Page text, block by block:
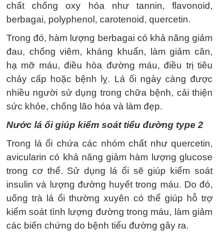
chất chống oxy hóa như tannin, flavonoid,
berbagai, polyphenol, carotenoid, quercetin.
Trong đó, hàm lượng berbagai có khả năng giảm
đau, chống viêm, kháng khuẩn, làm giảm cân,
hạ mỡ máu, điều hòa đường máu, điều trị tiêu
chảy cấp hoặc bệnh lỵ. Lá ổi ngày càng được
nhiều người sử dụng trong chữa bệnh, cải thiện
sức khỏe, chống lão hóa và làm đẹp.
Nước lá ổi giúp kiểm soát tiểu đường type 2
Trong lá ổi chứa các nhóm chất như quercetin,
avicularin có khả năng giảm hàm lượng glucose
trong cơ thể. Sử dụng lá ổi sẽ giúp kiểm soát
insulin và lượng đường huyết trong máu. Do đó,
uống trà lá ổi thường xuyên có thể giúp hỗ trợ
kiểm soát tình lượng đường trong máu, làm giảm
các biến chứng do bệnh tiểu đường gây ra.